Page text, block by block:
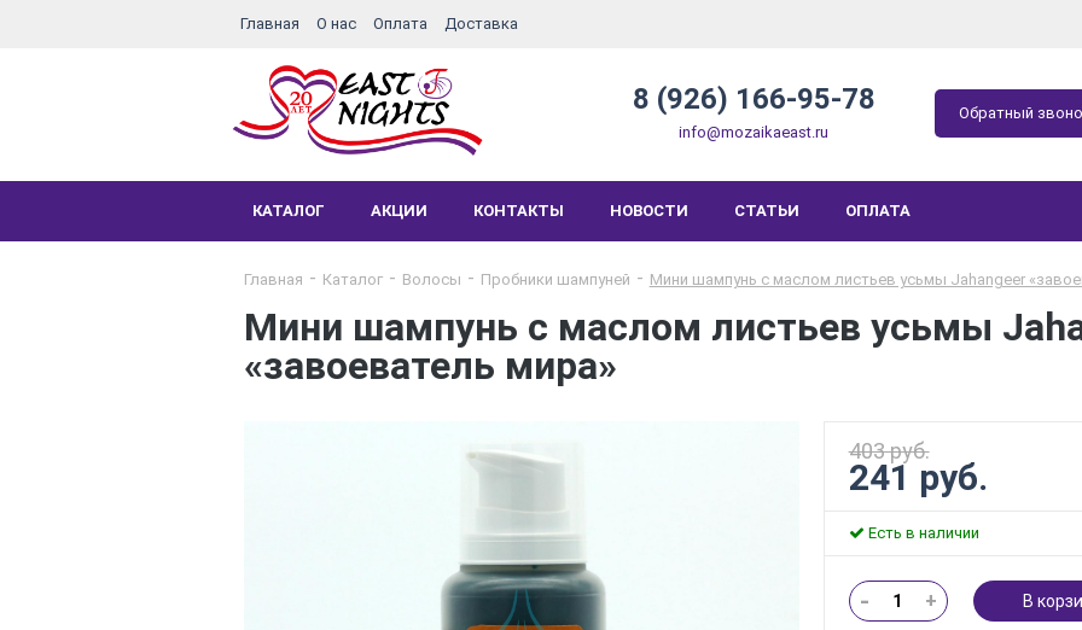
Главная О нас Оплата Доставка
8 (926) 166-95-78
info@mozaikaeast.ru
Обратный
КАТАЛОГ АКЦИИ КОНТАКТЫ НОВОСТИ СТАТЬИ ОПЛАТА
Главная Каталог Волосы Пробники шампуней Мини шампунь с маслом листьев усьмы Jahangeer
Мини шампунь с маслом листьев усьмы
«завоеватель мира»
241 руб.
403 руб.
Есть в наличии
- + В